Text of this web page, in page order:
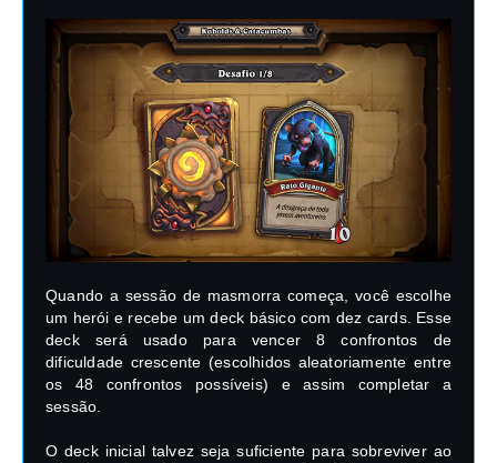
Quando a sessão de masmorra começa, você escolhe
um herói e recebe um deck básico com dez cards. Esse
deck será usado para vencer 8 confrontos de
dificuldade crescente (escolhidos aleatoriamente entre
os 48 confrontos possíveis) e assim completar a
sessão.
O deck inicial talvez seja suficiente para sobreviver ao